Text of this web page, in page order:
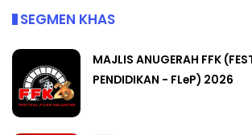
SEGMEN KHAS
MAJLIS ANUGERAH FFK
PENDIDIKAN - FLeP) 2026